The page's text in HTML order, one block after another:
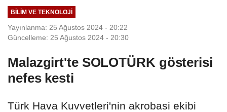
BILIM VE TEKNOLOJI
Yayınlanma: 25 Ağustos 2024 - 20:22
Güncelleme: 25 Ağustos 2024 - 20:30
Malazgirt'te SOLOTÜRK gösterisi
nefes kesti
Türk Hava Kuvvetleri'nin akrobasi ekibi